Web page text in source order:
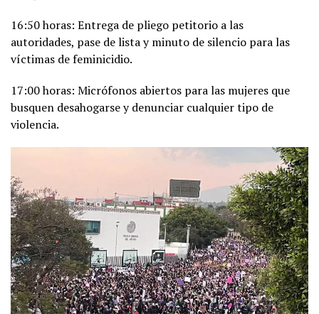
16:50 horas: Entrega de pliego petitorio a las
autoridades, pase de lista y minuto de silencio para las
víctimas de feminicidio.
17:00 horas: Micrófonos abiertos para las mujeres que
busquen desahogarse y denunciar cualquier tipo de
violencia.